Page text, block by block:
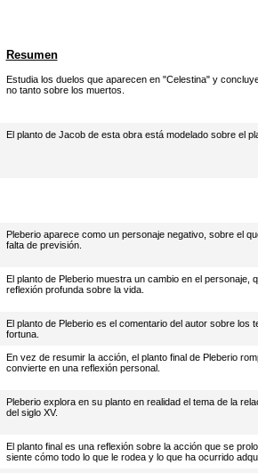
Resumen
Estudia los duelos que aparecen en "Celestina" y
no tanto sobre los muertos.
El planto de Jacob de esta obra está modelado sobre el
Pleberio aparece como un personaje negativo, sobre el
falta de previsión.
El planto de Pleberio muestra un cambio en el personaje,
reflexión profunda sobre la vida.
El planto de Pleberio es el comentario del autor sobre los
fortuna.
En vez de resumir la acción, el planto final de Pleberio
convierte en una reflexión personal.
Pleberio explora en su planto en realidad el tema de la
del siglo XV.
El planto final es una reflexión sobre la acción que se
siente cómo todo lo que le rodea y lo que ha ocurrido